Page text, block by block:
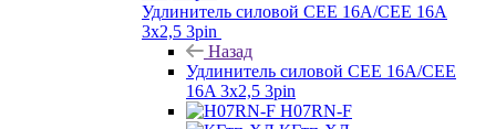
Удлинитель силовой CEE 16A/CEE 16A
3х2,5 3pin
Назад
Удлинитель силовой CEE 16A/CEE
16A 3х2,5 3pin
H07RN-F